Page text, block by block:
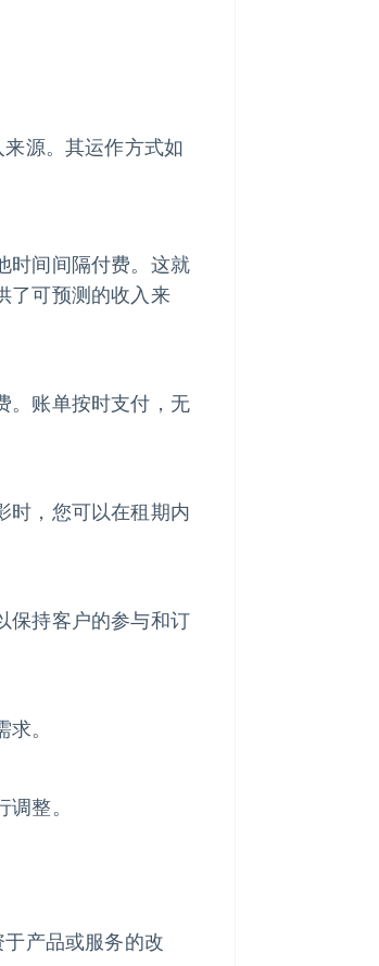
源。其运作方式如
时间间隔付费。这就
了可预测的收入来
。账单按时支付，无
时，您可以在租期内
保持客户的参与和订
。
整。
产品或服务的改